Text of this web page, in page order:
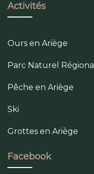
Activités
Ours en Ariège
Parc Naturel Régional
Pêche en Ariège
Ski
Grottes en Ariège
Facebook